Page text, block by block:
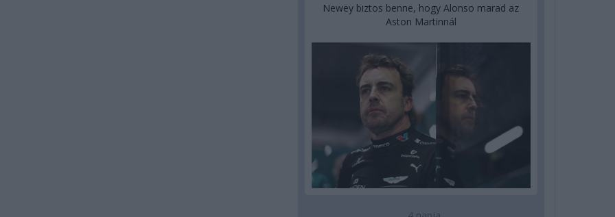
Newey biztos benne, hogy Alonso marad az
Aston Martinnál